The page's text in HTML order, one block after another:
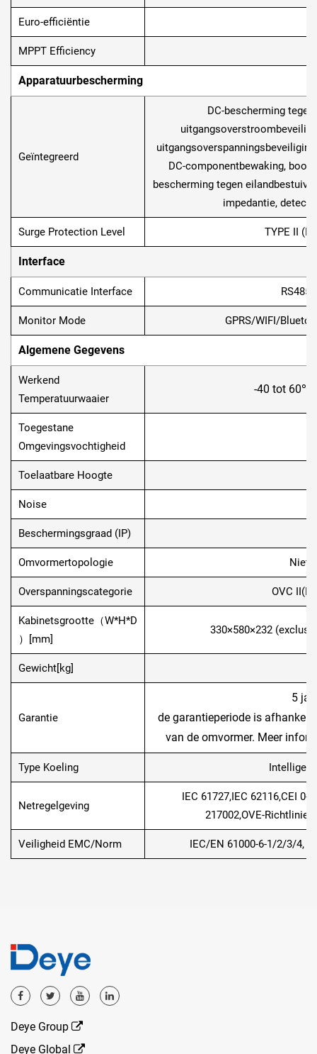
Euro-efficiëntie
MPPT Efficiency
Apparatuurbescherming
Geïntegreerd
DC-bescherming
DC-componentbewaking,
bescherming tegen
impedantie,
Surge Protection Level TYPE II
Interface
Communicatie Interface
Monitor Mode GPRS/WIFI/
Algemene Gegevens
Werkend
Temperatuurwaaier
-40 tot
Toegestane
Omgevingsvochtigheid
Toelaatbare Hoogte
Noise
Beschermingsgraad (IP)
Omvormertopologie Niet-
Overspanningscategorie OVC
Kabinetsgrootte（W*H*D
）[mm]
330×580×232
Gewicht[kg]
Garantie
5
de garantieperiode is
van de omvormer. Meer
Type Koeling
Netregelgeving
IEC 61727,IEC 62116,CEI 0-
217002,OVE-Richtlinie
Veiligheid EMC/Norm IEC/EN 61000-6-1/2/3/4,
Deye Group
Deye Global